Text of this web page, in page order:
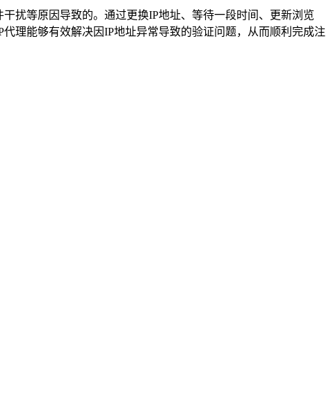
扰等原因导致的。通过更换IP地址、等待一段时间、更新浏览
理能够有效解决因IP地址异常导致的验证问题，从而顺利完成注